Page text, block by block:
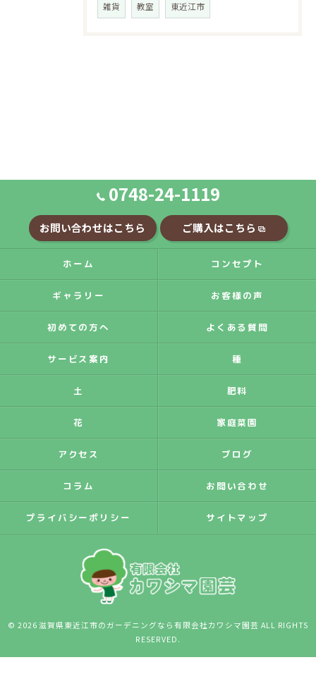
雑貨 教室 東近江市
0748-24-1119
お問い合わせはこちら ご購入はこちら
ホーム コンセプト
ギャラリー お客様の声
初めての方へ よくある質問
サービス案内 種
土 肥料
花 家庭菜園
アクセス ブログ
コラム お問い合わせ
プライバシーポリシー サイトマップ
© 2026 滋賀県東近江市のガーデニングなら有限会社カワシマ園芸 ALL RIGHTS
RESERVED.